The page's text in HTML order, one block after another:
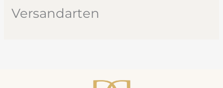
Versandarten